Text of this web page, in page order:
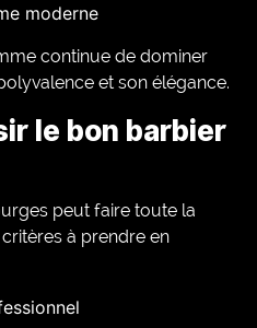
moderne
continue de dominer
et son élégance.
le bon barbier
peut faire toute la
à prendre en